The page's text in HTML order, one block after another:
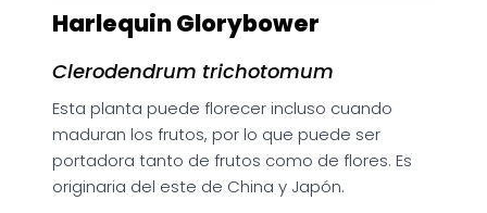
Harlequin Glorybower
Clerodendrum trichotomum
Esta planta puede florecer incluso cuando
maduran los frutos, por lo que puede ser
portadora tanto de frutos como de flores. Es
originaria del este de China y Japón.